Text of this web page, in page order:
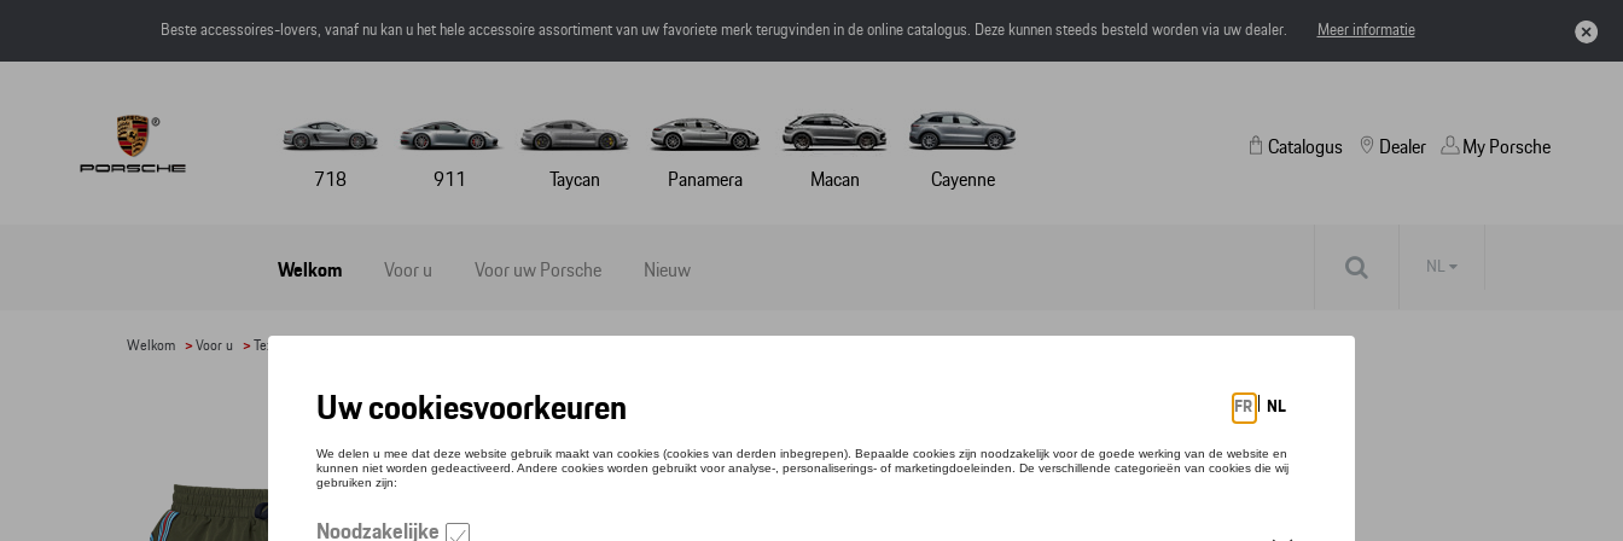
Beste accessoires-lovers, vanaf nu kan u het hele accessoire assortiment van uw favoriete merk terugvinden in de online catalogus. Deze kunnen steeds besteld worden via uw dealer. Meer informatie
718 911 Taycan Panamera Macan Cayenne
Catalogus
Welkom Voor u Voor uw Porsche Nieuw
Dealer My Porsche
NL
Welkom >Voor u >Textiel
ZWEMBROEK - MARTINI RACING - XL
Referentie: WAP5540XL0M0MR